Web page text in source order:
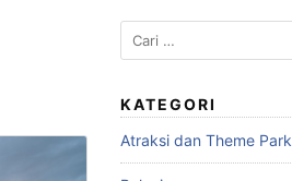
Cari
untuk:
KATEGORI
Atraksi dan Theme Park